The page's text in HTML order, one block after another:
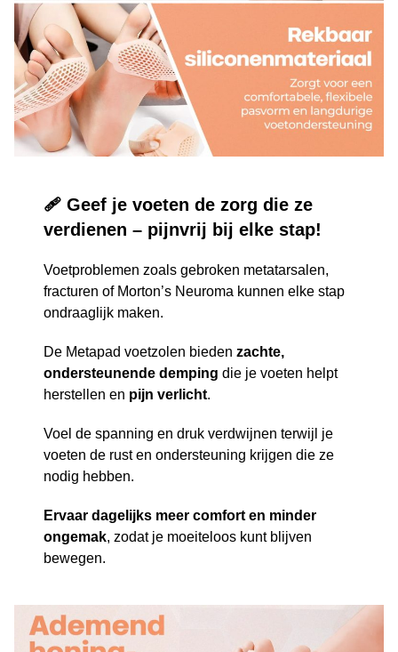
🩹 Geef je voeten de zorg die ze
verdienen – pijnvrij bij elke stap!
Voetproblemen zoals gebroken metatarsalen,
fracturen of Morton’s Neuroma kunnen elke stap
ondraaglijk maken.
De Metapad voetzolen biedenzachte,
ondersteunende demping die je voeten helpt
herstellen en pijn verlicht.
Voel de spanning en druk verdwijnen terwijl je
voeten de rust en ondersteuning krijgen die ze
nodig hebben.
Ervaar dagelijks meer comfort en minder
ongemak, zodat je moeiteloos kunt blijven
bewegen.